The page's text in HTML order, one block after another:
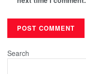
Search